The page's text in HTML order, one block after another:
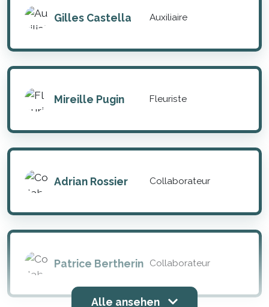
Gilles Castella Auxiliaire
Mireille Pugin Fleuriste
Adrian Rossier Collaborateur
Patrice Bertherin Collaborateur
Alle ansehen